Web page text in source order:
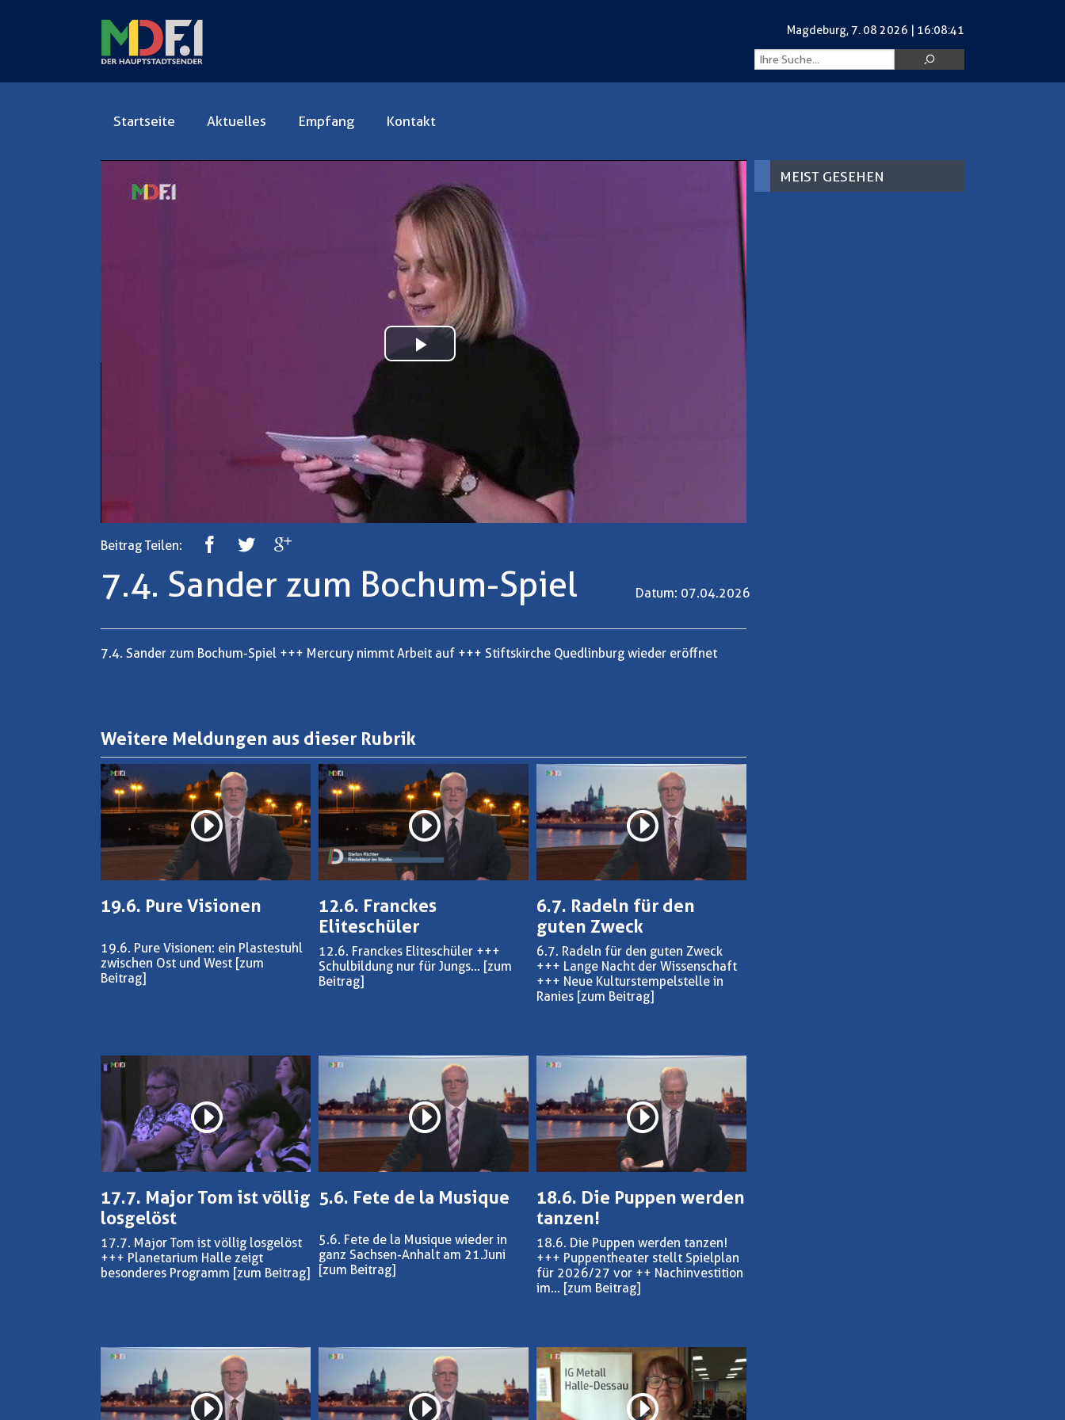
Magdeburg, 7. 08 2026 | 16:08:42
Magdeburg, 7. 08 2026 | 16:08:42
Startseite Aktuelles Empfang Kontakt
Play
Beitrag Teilen:
7.4. Sander zum Bochum-Spiel Datum: 07.04.2026
7.4. Sander zum Bochum-Spiel +++ Mercury nimmt Arbeit auf +++ Stiftskirche Quedlinburg wieder eröffnet
Weitere Meldungen aus dieser Rubrik
19.6. Pure Visionen
19.6. Pure Visionen: ein Plastestuhl
zwischen Ost und West [zum
Beitrag]
12.6. Franckes
Eliteschüler
12.6. Franckes Eliteschüler +++
Schulbildung nur für Jungs... [zum
Beitrag]
6.7. Radeln für den
guten Zweck
6.7. Radeln für den guten Zweck
+++ Lange Nacht der Wissenschaft
+++ Neue Kulturstempelstelle in
Ranies [zum Beitrag]
17.7. Major Tom ist völlig
losgelöst
17.7. Major Tom ist völlig losgelöst
+++ Planetarium Halle zeigt
besonderes Programm [zum Beitrag]
5.6. Fete de la Musique
5.6. Fete de la Musique wieder in
ganz Sachsen-Anhalt am 21.Juni
[zum Beitrag]
18.6. Die Puppen werden
tanzen!
18.6. Die Puppen werden tanzen!
+++ Puppentheater stellt Spielplan
für 2026/27 vor ++ Nachinvestition
im... [zum Beitrag]
MEIST GESEHEN